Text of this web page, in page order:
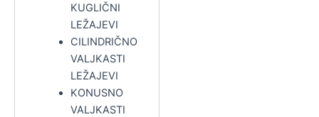
KUGLIČNI
LEŽAJEVI
CILINDRIČNO
VALJKASTI
LEŽAJEVI
KONUSNO
VALJKASTI